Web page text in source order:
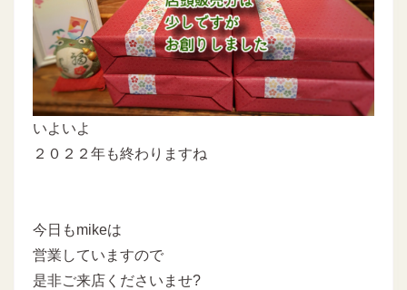
いよいよ
２０２２年も終わりますね
今日もmikeは
営業していますので
是非ご来店くださいませ?